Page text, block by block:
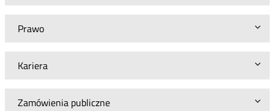
Prawo
Kariera
Zamówienia publiczne